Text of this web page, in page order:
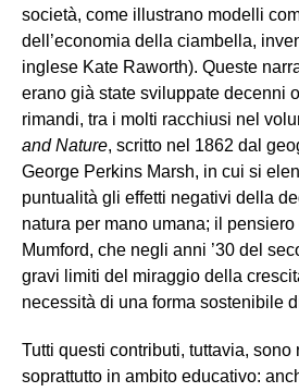
società, come illustrano modelli
dell’economia della ciambella,
inglese Kate Raworth). Queste
erano già state sviluppate decenni
rimandi, tra i molti racchiusi nel
and Nature, scritto nel 1862 dal
George Perkins Marsh, in cui si
puntualità gli effetti negativi della
natura per mano umana; il
Mumford, che negli anni ’30 del
gravi limiti del miraggio della
necessità di una forma sostenibile
Tutti questi contributi, tuttavia, sono
soprattutto in ambito educativo: